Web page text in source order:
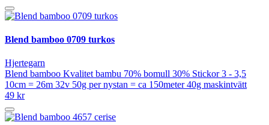
Blend bamboo 0709 turkos
Hjertegarn
Blend bamboo Kvalitet bambu 70% bomull 30% Stickor 3 - 3,5
10cm = 26m 32v 50g per nystan = ca 150meter 40g maskintvätt
49 kr